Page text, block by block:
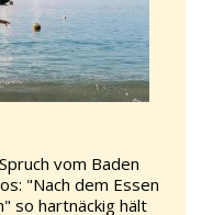
vom Baden
"Nach dem Essen
so hartnäckig hält